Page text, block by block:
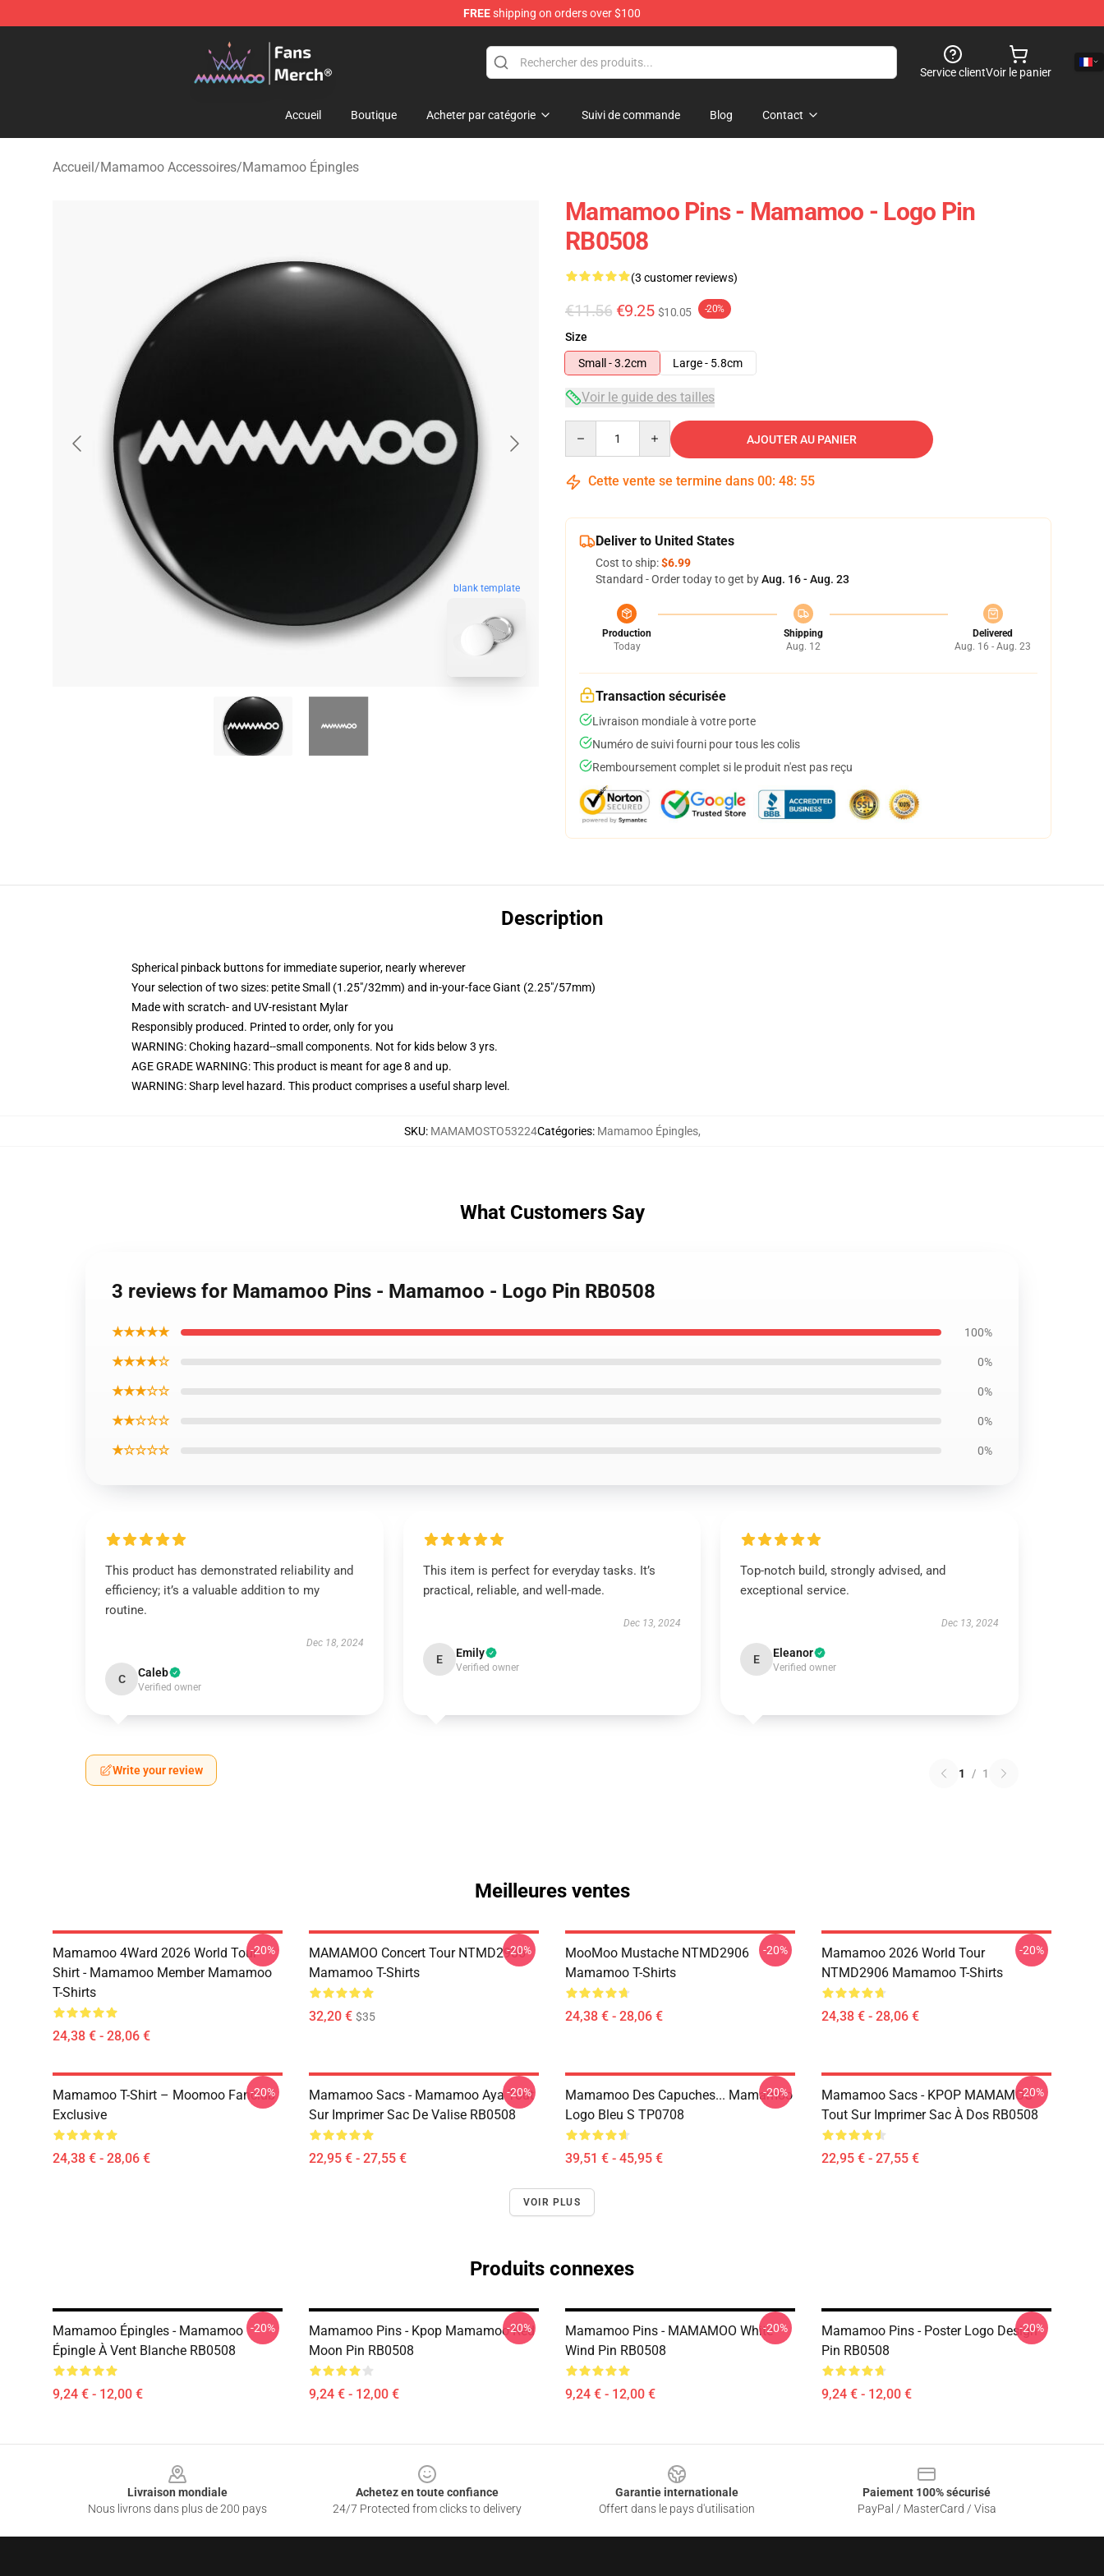
FREEshipping on orders over $100
Mamamoo Store - Official Mamamoo Merchandise Shop
Service clientVoir le panier
Accueil Boutique Acheter par catégorie Suivi de commande Blog Contact
Accueil/Mamamoo Accessoires/Mamamoo Épingles
blank template
Mamamoo Pins - Mamamoo - Logo Pin
RB0508
(3 customer reviews)
€11.56 €9.25 $10.05 -20%
Size
Small - 3.2cm
Large - 5.8cm
Voir le guide des tailles
AJOUTER AU PANIER
Cette vente se termine dans 00: 48: 54
Deliver to United States
Cost to ship:$6.99
Standard - Order today to get byAug. 16 - Aug. 23
Production
Today
Shipping
Aug. 12
Delivered
Aug. 16 - Aug. 23
Transaction sécurisée
Livraison mondiale à votre porte
Numéro de suivi fourni pour tous les colis
Remboursement complet si le produit n'est pas reçu
Description
Spherical pinback buttons for immediate superior, nearly wherever
Your selection of two sizes: petite Small (1.25"/32mm) and in-your-face Giant (2.25"/57mm)
Made with scratch- and UV-resistant Mylar
Responsibly produced. Printed to order, only for you
WARNING: Choking hazard--small components. Not for kids below 3 yrs.
AGE GRADE WARNING: This product is meant for age 8 and up.
WARNING: Sharp level hazard. This product comprises a useful sharp level.
SKU: MAMAMOSTO53224Catégories: Mamamoo Épingles,
What Customers Say
3 reviews for Mamamoo Pins - Mamamoo - Logo Pin RB0508
★★★★★ 100%
★★★★☆ 0%
★★★☆☆ 0%
★★☆☆☆ 0%
★☆☆☆☆ 0%
This product has demonstrated reliability and
efficiency; it’s a valuable addition to my
routine.
Dec 18, 2024
C Caleb
Verified owner
This item is perfect for everyday tasks. It’s
practical, reliable, and well-made.
Dec 13, 2024
E Emily
Verified owner
Top-notch build, strongly advised, and
exceptional service.
Dec 13, 2024
E Eleanor
Verified owner
Write your review 1 / 1
Meilleures ventes
Mamamoo 4Ward 2026 World Tour
Shirt - Mamamoo Member Mamamoo
T-Shirts
24,38 € - 28,06 €
-20%
MAMAMOO Concert Tour NTMD2906
Mamamoo T-Shirts
32,20 € $35
-20%
MooMoo Mustache NTMD2906
Mamamoo T-Shirts
24,38 € - 28,06 €
-20%
Mamamoo 2026 World Tour
NTMD2906 Mamamoo T-Shirts
24,38 € - 28,06 €
-20%
Mamamoo T-Shirt – Moomoo Fanclub
Exclusive
24,38 € - 28,06 €
-20%
Mamamoo Sacs - Mamamoo Aya Tout
Sur Imprimer Sac De Valise RB0508
22,95 € - 27,55 €
-20%
Mamamoo Des Capuches... Mamamoo
Logo Bleu S TP0708
39,51 € - 45,95 €
-20%
Mamamoo Sacs - KPOP MAMAMOO
Tout Sur Imprimer Sac À Dos RB0508
22,95 € - 27,55 €
-20%
VOIR PLUS
Produits connexes
Mamamoo Épingles - Mamamoo
Épingle À Vent Blanche RB0508
9,24 € - 12,00 €
-20%
Mamamoo Pins - Kpop Mamamoo Red
Moon Pin RB0508
9,24 € - 12,00 €
-20%
Mamamoo Pins - MAMAMOO White
Wind Pin RB0508
9,24 € - 12,00 €
-20%
Mamamoo Pins - Poster Logo Design
Pin RB0508
9,24 € - 12,00 €
-20%
Livraison mondiale
Nous livrons dans plus de 200 pays
Achetez en toute confiance
24/7 Protected from clicks to delivery
Garantie internationale
Offert dans le pays d'utilisation
Paiement 100% sécurisé
PayPal / MasterCard / Visa